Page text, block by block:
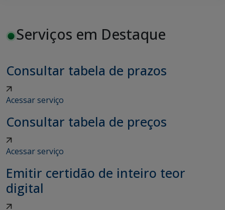
Serviços em Destaque
Consultar tabela de prazos
Acessar serviço
Consultar tabela de preços
Acessar serviço
Emitir certidão de inteiro teor
digital